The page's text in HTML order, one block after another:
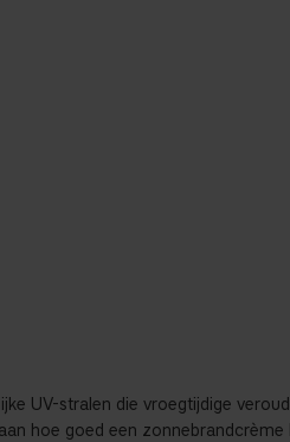
UV-stralen die vroegtijdige
hoe goed een